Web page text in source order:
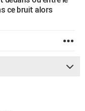
ce bruit alors